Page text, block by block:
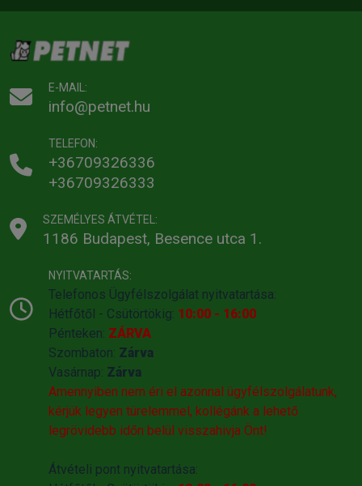
E-MAIL:
info@petnet.hu
TELEFON:
+36709326336
+36709326333
SZEMÉLYES ÁTVÉTEL:
1186 Budapest, Besence utca 1.
NYITVATARTÁS:
Telefonos Ügyfélszolgálat nyitvatartása:
Hétfőtől - Csütörtökig: 10:00 - 16:00
Pénteken: ZÁRVA
Szombaton: Zárva
Vasárnap: Zárva
Amennyiben nem éri el azonnal ügyfélszolgálatunk,
kérjük legyen türelemmel, kollégánk a lehető
legrövidebb időn belül visszahivja Önt!
Átvételi pont nyitvatartása: